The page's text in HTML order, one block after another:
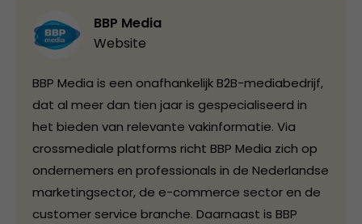
BBP Media
Website
BBP Media is een onafhankelijk B2B-mediabedrijf,
dat al meer dan tien jaar is gespecialiseerd in
het bieden van relevante vakinformatie. Via
crossmediale platforms richt BBP Media zich op
ondernemers en professionals in de Nederlandse
marketingsector, de e-commerce sector en de
customer service branche. Daarnaast is BBP